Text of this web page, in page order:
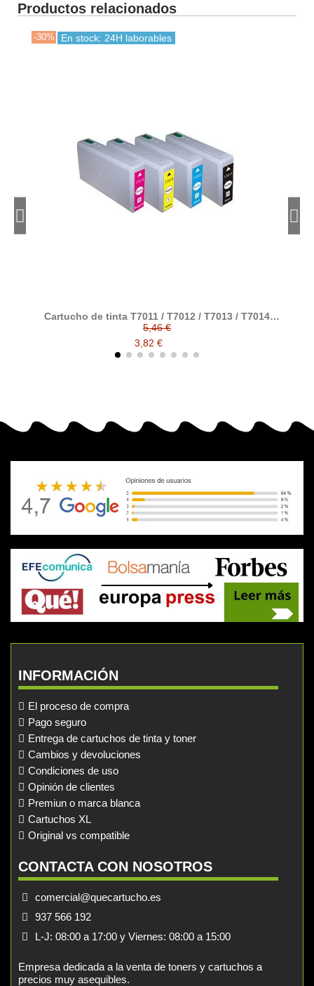
Productos relacionados
-30% En stock: 24H laborables
Cartucho de tinta T7011 / T7012 / T7013 / T7014
compatible con epson
5,46 €
3,82 €
INFORMACIÓN
El proceso de compra
Pago seguro
Entrega de cartuchos de tinta y toner
Cambios y devoluciones
Condiciones de uso
Opinión de clientes
Premiun o marca blanca
Cartuchos XL
Original vs compatible
CONTACTA CON NOSOTROS
comercial@quecartucho.es
937 566 192
L-J: 08:00 a 17:00 y Viernes: 08:00 a 15:00
Empresa dedicada a la venta de toners y cartuchos a
precios muy asequibles.